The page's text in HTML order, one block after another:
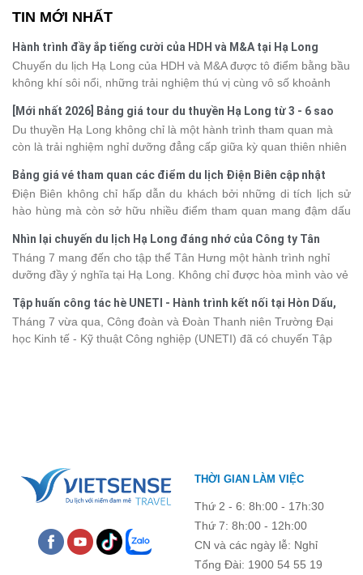
TIN MỚI NHẤT
Hành trình đầy ắp tiếng cười của HDH và M&A tại Hạ Long
Chuyến du lịch Hạ Long của HDH và M&A được tô điểm bằng bầu
không khí sôi nổi, những trải nghiệm thú vị cùng vô số khoảnh
phút giây đồng hành bên nhau, tất cả đã tạo nên một chuyến đi
tràn đầy cảm xúc và dấu ấn khó quên.
[Mới nhất 2026] Bảng giá tour du thuyền Hạ Long từ 3 - 6 sao
Du thuyền Hạ Long không chỉ là một hành trình tham quan mà
còn là trải nghiệm nghỉ dưỡng đẳng cấp giữa kỳ quan thiên nhiên
khác nhau, khiến nhiều du khách băn khoăn khi lựa chọn. Bài viết
dưới đây sẽ cập nhật bảng giá tour du thuyền Hạ Long mới nhất
2026 từ 3 - 6 sao, giúp bạn dễ dàng so sánh và tìm được hành
trình phù hợp với nhu cầu cũng như ngân sách.
Bảng giá vé tham quan các điểm du lịch Điện Biên cập nhật
2026
Điện Biên không chỉ hấp dẫn du khách bởi những di tích lịch sử
hào hùng mà còn sở hữu nhiều điểm tham quan mang đậm dấu
phá vùng đất này, việc cập nhật trước giá vé sẽ giúp bạn chủ
động hơn trong lịch trình và chi phí. Cùng Vietsense Travel tham
khảo bảng giá vé tham quan các điểm du lịch Điện Biênmới nhất
năm 2026 ngay dưới đây.
Nhìn lại chuyến du lịch Hạ Long đáng nhớ của Công ty Tân
Hưng 2026
Tháng 7 mang đến cho tập thể Tân Hưng một hành trình nghỉ
dưỡng đầy ý nghĩa tại Hạ Long. Không chỉ được hòa mình vào vẻ
kết, sẻ chia và lưu giữ nhiều khoảnh khắc đáng nhớ. Hãy cùng
nhìn lại chuyến đi ngập tràn niềm vui và những trải nghiệm khó
quên.
Tập huấn công tác hè UNETI - Hành trình kết nối tại Hòn Dấu,
Đồ Sơn
Tháng 7 vừa qua, Công đoàn và Đoàn Thanh niên Trường Đại
học Kinh tế - Kỹ thuật Công nghiệp (UNETI) đã có chuyến Tập
THỜI GIAN LÀM VIỆC
Thứ 2 - 6: 8h:00 - 17h:30
Thứ 7: 8h:00 - 12h:00
CN và các ngày lễ: Nghỉ
Tổng Đài: 1900 54 55 19